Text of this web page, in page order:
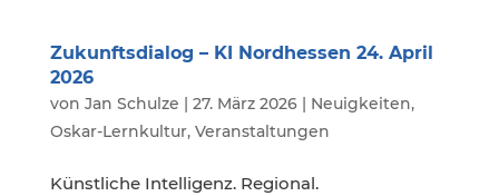
Zukunftsdialog – KI Nordhessen 24. April
2026
von Jan Schulze 27. März 2026| Neuigkeiten,
Oskar-Lernkultur, Veranstaltungen
Künstliche Intelligenz. Regional.